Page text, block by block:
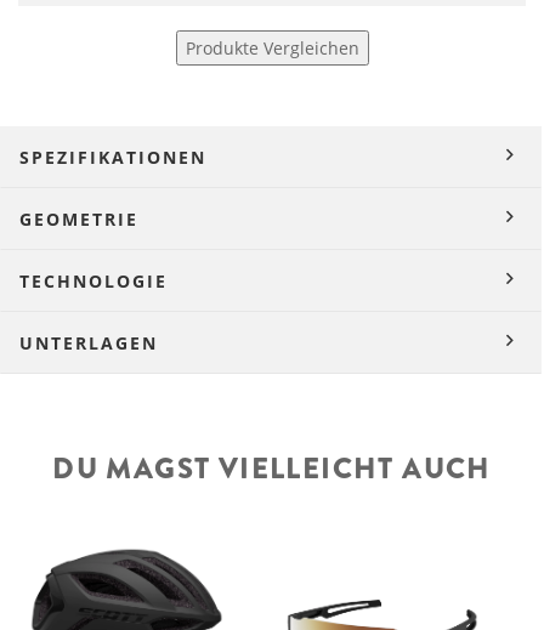
Produkte Vergleichen
SPEZIFIKATIONEN
GEOMETRIE
TECHNOLOGIE
UNTERLAGEN
DU MAGST VIELLEICHT AUCH